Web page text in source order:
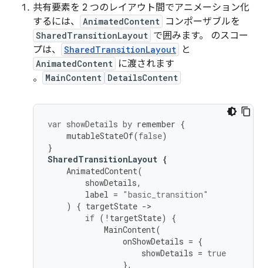
共有要素を 2 つのレイアウト間でアニメーション化
するには、
AnimatedContent コンポーザブルを
SharedTransitionLayout で囲みます。 のスコー
プは、
SharedTransitionLayout と
AnimatedContent に渡されます
。
MainContent DetailsContent
var showDetails by remember {
mutableStateOf(false)
}
SharedTransitionLayout {
AnimatedContent(
showDetails,
label = "basic_transition"
)
{ targetState -
if ( ! targetState)
{
MainContent(
onShowDetails = {
showDetails = true
},